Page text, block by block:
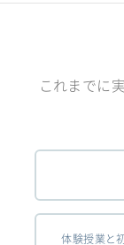
これまでに
体験授業と